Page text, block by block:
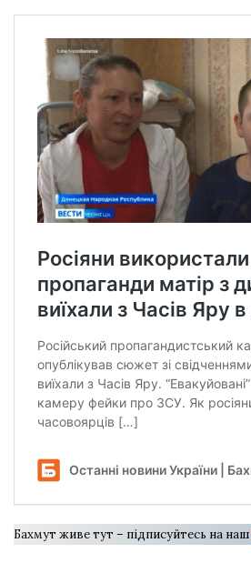
Бахмут живе тут – підписуйтесь на наш